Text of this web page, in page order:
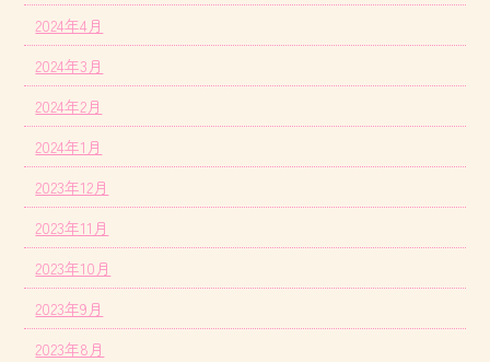
2024年4月
2024年3月
2024年2月
2024年1月
2023年12月
2023年11月
2023年10月
2023年9月
2023年8月